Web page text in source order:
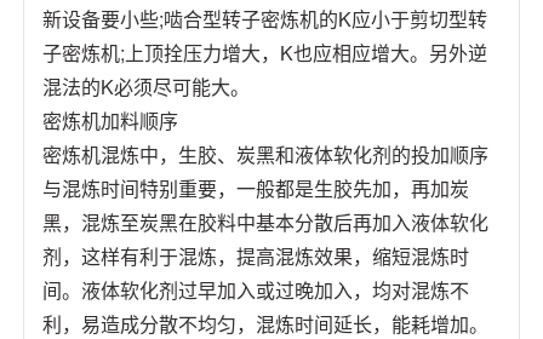
新设备要小些;啮合型转子密炼机的K应小于剪切型转
子密炼机;上顶拴压力增大，K也应相应增大。另外逆
混法的K必须尽可能大。
密炼机加料顺序
密炼机混炼中，生胶、炭黑和液体软化剂的投加顺序
与混炼时间特别重要，一般都是生胶先加，再加炭
黑，混炼至炭黑在胶料中基本分散后再加入液体软化
剂，这样有利于混炼，提高混炼效果，缩短混炼时
间。液体软化剂过早加入或过晚加入，均对混炼不
利，易造成分散不均匀，混炼时间延长，能耗增加。